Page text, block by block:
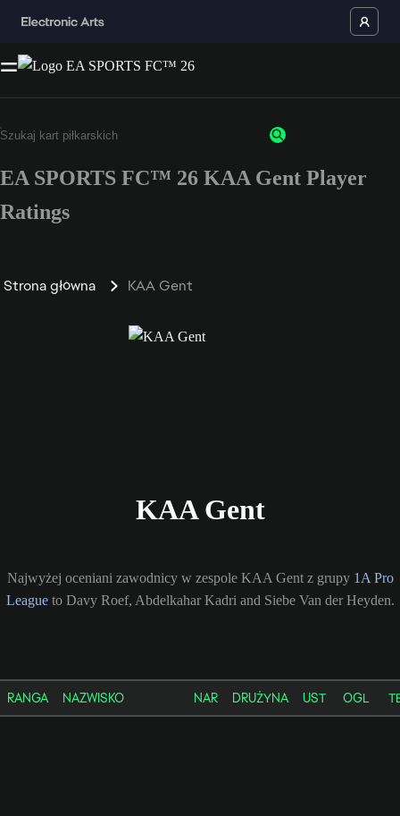
EA SPORTS FC™ 26 KAA Gent Player
Ratings
Strona główna KAA Gent
KAA Gent
Najwyżej oceniani zawodnicy w zespole KAA Gent z grupy 1A Pro
Leagueto Davy Roef, Abdelkahar Kadri and Siebe Van der Heyden.
RANGA NAZWISKO NAR DRUŻYNA UST OGL